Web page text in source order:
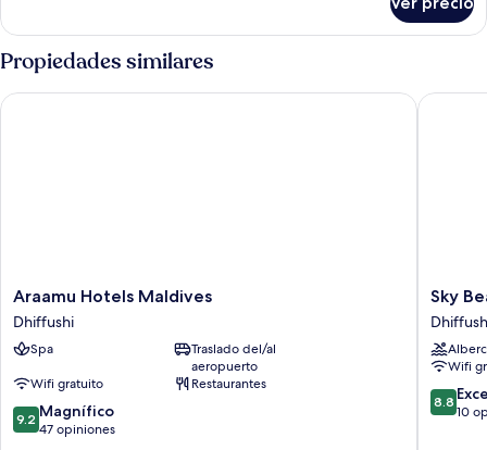
Propiedades similares
Araamu
Hotels
Maldives
Dhiffushi
Araamu Hotels Maldives
Dhiffushi
Spa
Traslado del/al
aeropuerto
Wifi gratuito
Restaurantes
9.2
de
9.2 Magnífico
47 opiniones
Araamu Hotels Maldives
Sky
Beach
Hotel
Sky
Wifi
8.8
de
8.8
10
Sky